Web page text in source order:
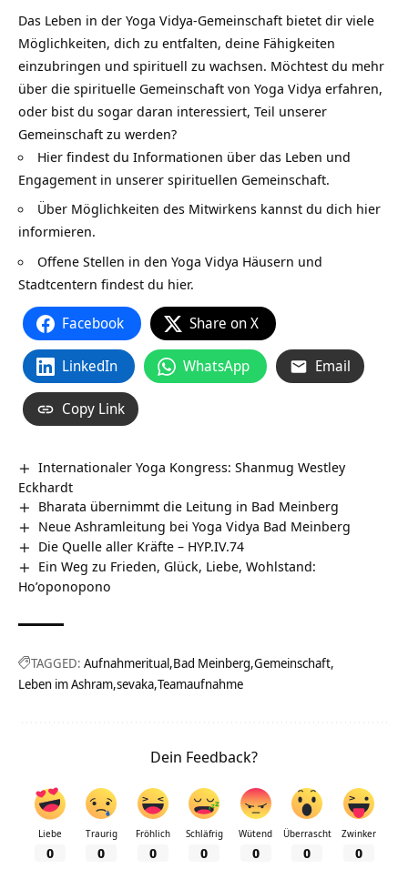
Das Leben in der Yoga Vidya-Gemeinschaft bietet dir viele
Möglichkeiten, dich zu entfalten, deine Fähigkeiten
einzubringen und spirituell zu wachsen. Möchtest du mehr
über die spirituelle Gemeinschaft von Yoga Vidya erfahren,
oder bist du sogar daran interessiert, Teil unserer
Gemeinschaft zu werden?
Hier findest du Informationen über das Leben und
Engagement in unserer spirituellen Gemeinschaft.
Über Möglichkeiten des Mitwirkens kannst du dich hier
informieren.
Offene Stellen in den Yoga Vidya Häusern und
Stadtcentern findest du hier.
Facebook Share on X
LinkedIn WhatsApp Email
Copy Link
Internationaler Yoga Kongress: Shanmug Westley
Eckhardt
Bharata übernimmt die Leitung in Bad Meinberg
Neue Ashramleitung bei Yoga Vidya Bad Meinberg
Die Quelle aller Kräfte – HYP.IV.74
Ein Weg zu Frieden, Glück, Liebe, Wohlstand:
Ho’oponopono
TAGGED: Aufnahmeritual Bad Meinberg Gemeinschaft
Leben im Ashram sevaka Teamaufnahme
Dein Feedback?
Liebe
0
Traurig
0
Fröhlich
0
Schläfrig
0
Wütend
0
Überrascht
0
Zwinker
0